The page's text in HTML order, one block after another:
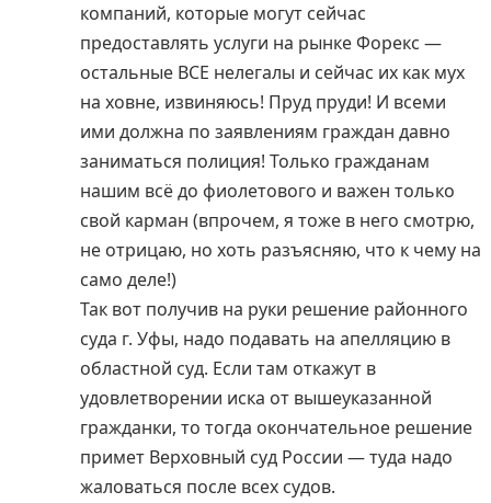
компаний, которые могут сейчас
предоставлять услуги на рынке Форекс —
остальные ВСЕ нелегалы и сейчас их как мух
на ховне, извиняюсь! Пруд пруди! И всеми
ими должна по заявлениям граждан давно
заниматься полиция! Только гражданам
нашим всё до фиолетового и важен только
свой карман (впрочем, я тоже в него смотрю,
не отрицаю, но хоть разъясняю, что к чему на
само деле!)
Так вот получив на руки решение районного
суда г. Уфы, надо подавать на апелляцию в
областной суд. Если там откажут в
удовлетворении иска от вышеуказанной
гражданки, то тогда окончательное решение
примет Верховный суд России — туда надо
жаловаться после всех судов.